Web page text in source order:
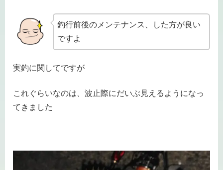
釣行前後のメンテナンス、した方が良い
ですよ
実釣に関してですが
これぐらいなのは、波止際にだいぶ見えるようになっ
てきました